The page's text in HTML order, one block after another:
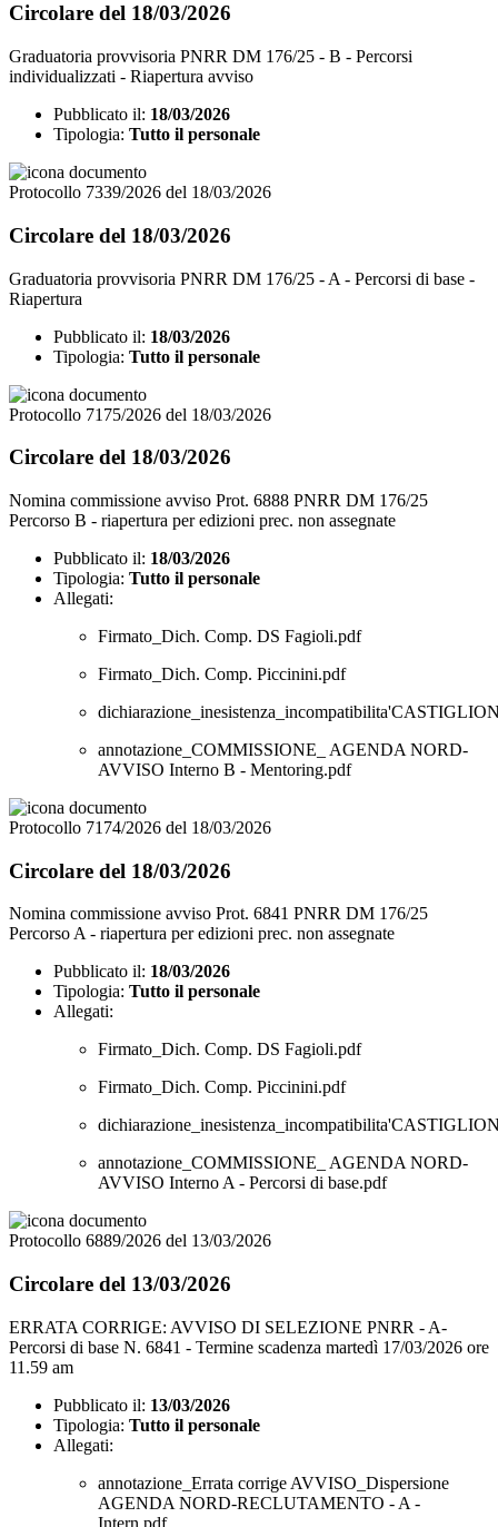
Circolare del 18/03/2026
Graduatoria provvisoria PNRR DM 176/25 - B - Percorsi
individualizzati - Riapertura avviso
Pubblicato il: 18/03/2026
Tipologia: Tutto il personale
Protocollo 7339/2026 del 18/03/2026
Circolare del 18/03/2026
Graduatoria provvisoria PNRR DM 176/25 - A - Percorsi di base -
Riapertura
Pubblicato il: 18/03/2026
Tipologia: Tutto il personale
Protocollo 7175/2026 del 18/03/2026
Circolare del 18/03/2026
Nomina commissione avviso Prot. 6888 PNRR DM 176/25
Percorso B - riapertura per edizioni prec. non assegnate
Pubblicato il: 18/03/2026
Tipologia: Tutto il personale
Allegati:
Firmato_Dich. Comp. DS Fagioli.pdf
Firmato_Dich. Comp. Piccinini.pdf
annotazione_COMMISSIONE_ AGENDA NORD-
AVVISO Interno B - Mentoring.pdf
Protocollo 7174/2026 del 18/03/2026
Circolare del 18/03/2026
Nomina commissione avviso Prot. 6841 PNRR DM 176/25
Percorso A - riapertura per edizioni prec. non assegnate
Pubblicato il: 18/03/2026
Tipologia: Tutto il personale
Allegati:
Firmato_Dich. Comp. DS Fagioli.pdf
Firmato_Dich. Comp. Piccinini.pdf
annotazione_COMMISSIONE_ AGENDA NORD-
AVVISO Interno A - Percorsi di base.pdf
Protocollo 6889/2026 del 13/03/2026
Circolare del 13/03/2026
ERRATA CORRIGE: AVVISO DI SELEZIONE PNRR - A-
Percorsi di base N. 6841 - Termine scadenza martedì 17/03/2026 ore
11.59 am
Pubblicato il: 13/03/2026
Tipologia: Tutto il personale
Allegati:
annotazione_Errata corrige AVVISO_Dispersione
AGENDA NORD-RECLUTAMENTO - A -
Intern.pdf